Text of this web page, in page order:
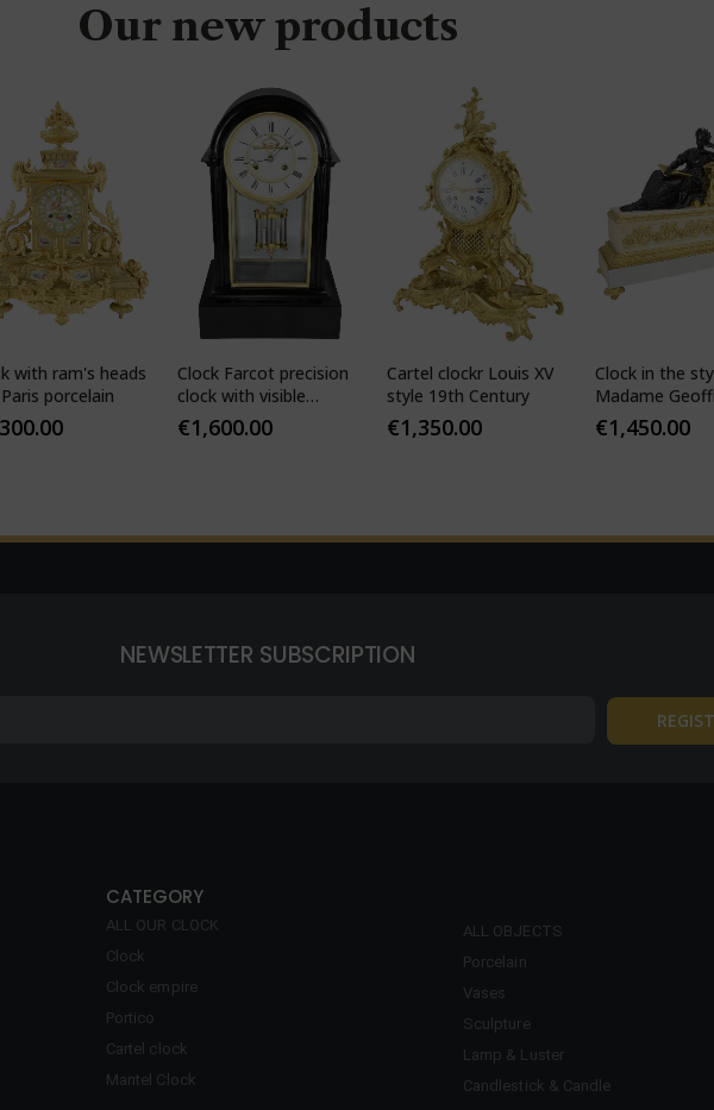
Our new products
with ram's heads
porcelain
Clock Farcot precision
clock with visible
Brocot escapement
€1,600.00
Cartel clockr Louis XV
style 19th Century
€1,350.00
Clock in the
Madame
Watchmaker :
Desfontaines
€1,450.00
NEWSLETTER SUBSCRIPTION
CATEGORY
ALL OUR CLOCK
Clock
Clock empire
Portico
Cartel clock
Mantel Clock
ALL OBJECTS
Porcelain
Vases
Sculpture
Lamp & Luster
Candlestick & Candle